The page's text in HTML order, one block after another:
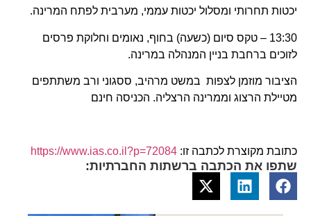
יכטות תחרותי ומסלול יכטות עממי, מערבית לפתח המרינה.
13:30 – טקס סיום (כשעה) בחוף, נאומים וחלוקת פרסים
לזוכים ברחבת בניין המנהלה במרינה.
הציבור מוזמן לצפות במשט מרהיב, ססגוני ורב משתתפים
מטיילת הרצוג וממרינה הרצליה. הכניסה חינם
כתובת מקוצרת לכתבה זו: https://www.ias.co.il?p=72084
שתפו את הכתבה ברשתות החברתיות: